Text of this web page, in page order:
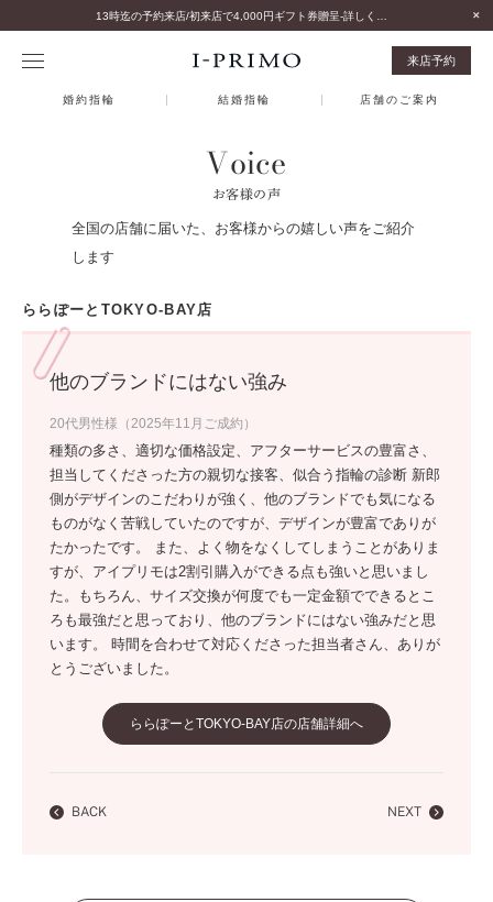
来店予約
婚約指輪 結婚指輪 店舗のご案内
Voice
お客様の声
全国の店舗に届いた、お客様からの嬉しい声をご紹介
します
ららぽーとTOKYO-BAY店
他のブランドにはない強み
20代男性様（2025年11月ご成約）
種類の多さ、適切な価格設定、アフターサービスの豊富さ、
担当してくださった方の親切な接客、似合う指輪の診断 新郎
側がデザインのこだわりが強く、他のブランドでも気になる
ものがなく苦戦していたのですが、デザインが豊富でありが
たかったです。 また、よく物をなくしてしまうことがありま
すが、アイプリモは2割引購入ができる点も強いと思いまし
た。もちろん、サイズ交換が何度でも一定金額でできるとこ
ろも最強だと思っており、他のブランドにはない強みだと思
います。 時間を合わせて対応くださった担当者さん、ありが
とうございました。
ららぽーとTOKYO-BAY店の店舗詳細へ
BACK NEXT